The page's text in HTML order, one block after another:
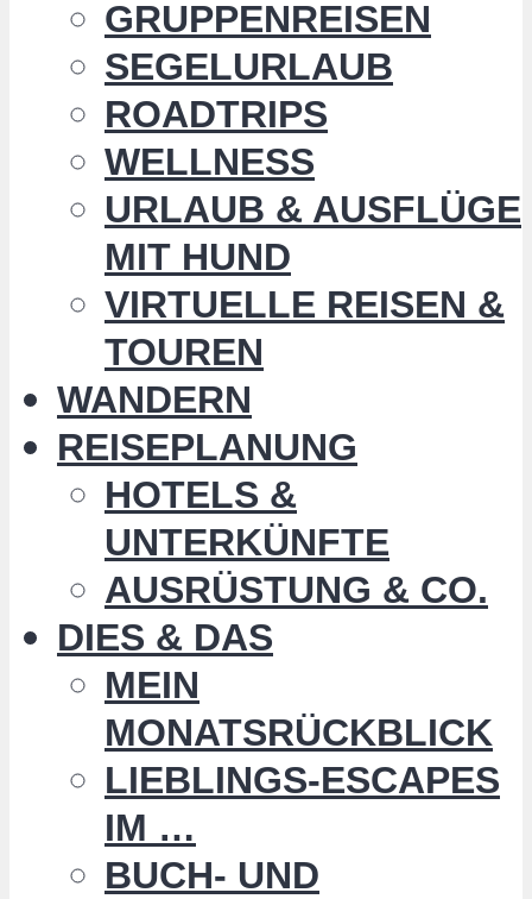
GRUPPENREISEN
SEGELURLAUB
ROADTRIPS
WELLNESS
URLAUB & AUSFLÜGE
MIT HUND
VIRTUELLE REISEN &
TOUREN
WANDERN
REISEPLANUNG
HOTELS &
UNTERKÜNFTE
AUSRÜSTUNG & CO.
DIES & DAS
MEIN
MONATSRÜCKBLICK
LIEBLINGS-ESCAPES
IM …
BUCH- UND